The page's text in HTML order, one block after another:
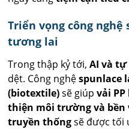
Triển vọng công
tương lai
Trong thập kỷ tới,AI và tự
dệt. Công nghệspunlace
(biotextile)sẽ giúpvải
thiện môi trường và bền
truyền thốngsẽ được tối